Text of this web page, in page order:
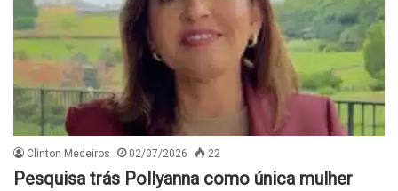
Clinton Medeiros 02/07/2026 22
Pesquisa trás Pollyanna como única mulher